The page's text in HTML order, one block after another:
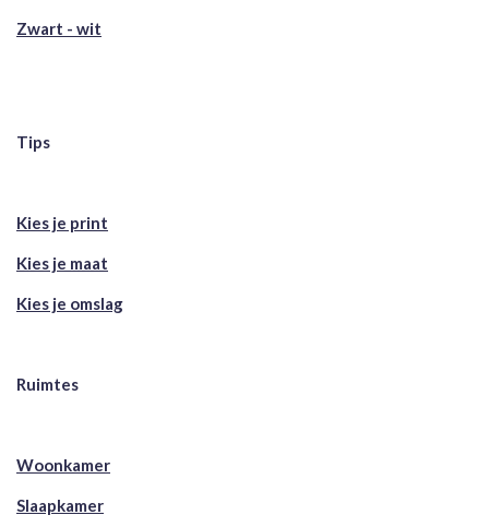
Zwart - wit
Tips
Kies je print
Kies je maat
Kies je omslag
Ruimtes
Woonkamer
Slaapkamer